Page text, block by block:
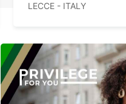
LECCE - ITALY
OHRID - MACEDONIA